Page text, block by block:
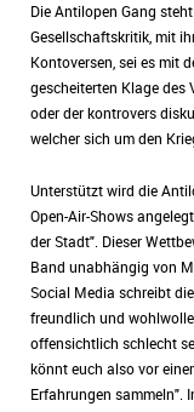
Die Antilopen Gang
Gesellschaftskritik, mit
Kontoversen, sei es mit
gescheiterten Klage des
oder der kontrovers
welcher sich um den
Unterstützt wird die
Open-Air-Shows
der Stadt". Dieser
Band unabhängig von
Social Media schreibt
freundlich und
offensichtlich schlecht
könnt euch also vor
Erfahrungen sammeln".